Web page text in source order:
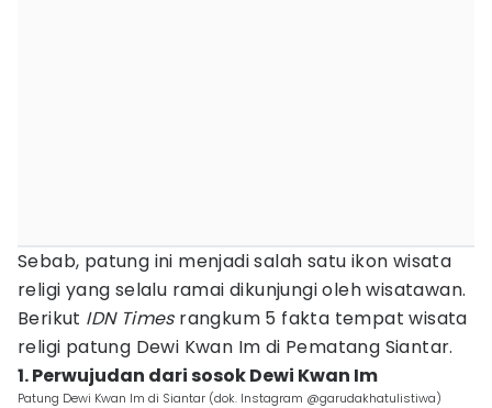
Sebab, patung ini menjadi salah satu ikon wisata
religi yang selalu ramai dikunjungi oleh wisatawan.
Berikut IDN Timesrangkum 5 fakta tempat wisata
religi patung Dewi Kwan Im di Pematang Siantar.
1. Perwujudan dari sosok Dewi Kwan Im
Patung Dewi Kwan Im di Siantar (dok. Instagram @garudakhatulistiwa)